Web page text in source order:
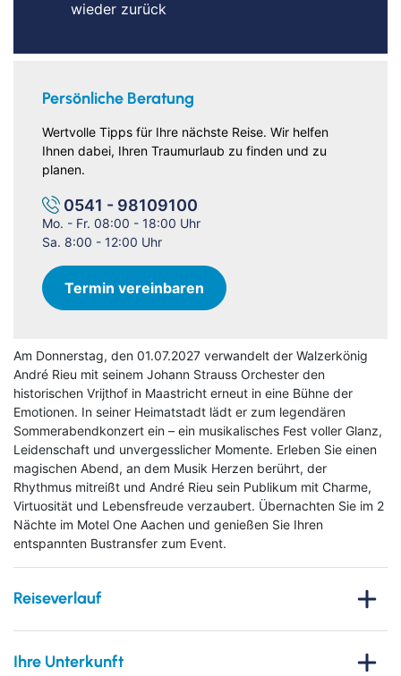
Am Donnerstag, den 01.07.2027 verwandelt der Walzerkönig
André Rieu mit seinem Johann Strauss Orchester den
historischen Vrijthof in Maastricht erneut in eine Bühne der
Emotionen. In seiner Heimatstadt lädt er zum legendären
Sommerabendkonzert ein – ein musikalisches Fest voller Glanz,
Leidenschaft und unvergesslicher Momente. Erleben Sie einen
magischen Abend, an dem Musik Herzen berührt, der
Rhythmus mitreißt und André Rieu sein Publikum mit Charme,
Virtuosität und Lebensfreude verzaubert. Übernachten Sie im 2
Nächte im Motel One Aachen und genießen Sie Ihren
entspannten Bustransfer zum Event.
Reiseverlauf
Ihre Unterkunft
wieder zurück
Persönliche Beratung
Wertvolle Tipps für Ihre nächste Reise. Wir helfen
Ihnen dabei, Ihren Traumurlaub zu finden und zu
planen.
0541 - 98109100
Mo. - Fr. 08:00 - 18:00 Uhr
Sa. 8:00 - 12:00 Uhr
Termin vereinbaren